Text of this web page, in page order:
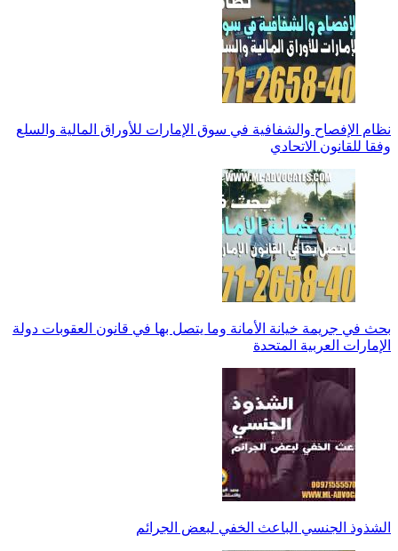
نظام الإفصاح والشفافية في سوق الإمارات للأوراق المالية والسلع
وفقا للقانون الاتحادي
بحث في جريمة خيانة الأمانة وما يتصل بها في قانون العقوبات دولة
الإمارات العربية المتحدة
الشذوذ الجنسي الباعث الخفي لبعض الجرائم